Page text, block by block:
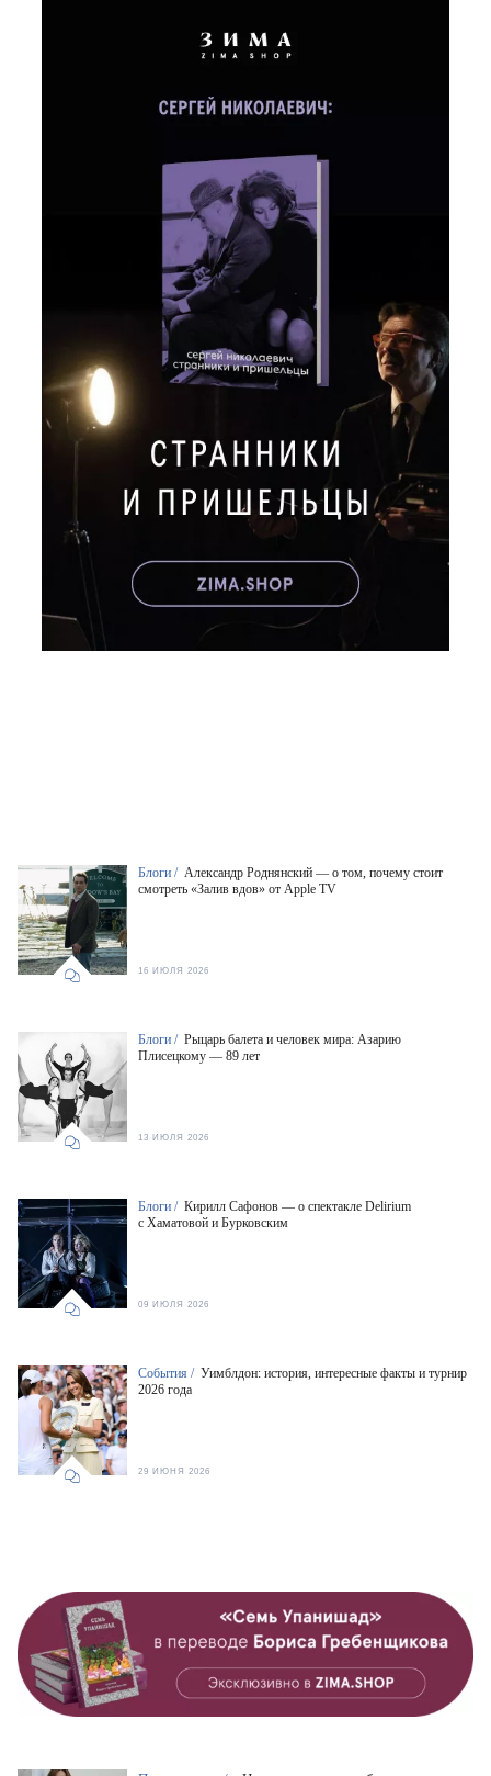
Блоги / Александр Роднянский — о том, почему стоит
смотреть «Залив вдов» от Apple TV
16 ИЮЛЯ 2026
Блоги / Рыцарь балета и человек мира: Азарию
Плисецкому — 89 лет
13 ИЮЛЯ 2026
Блоги / Кирилл Сафонов — о спектакле Delirium
с Хаматовой и Бурковским
09 ИЮЛЯ 2026
События / Уимблдон: история, интересные факты и турнир
2026 года
29 ИЮНЯ 2026